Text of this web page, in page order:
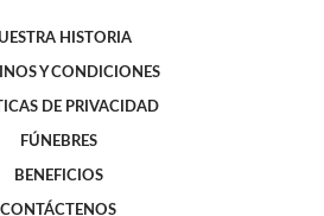
HISTORIA
Y CONDICIONES
DE PRIVACIDAD
FÚNEBRES
BENEFICIOS
CONTÁCTENOS